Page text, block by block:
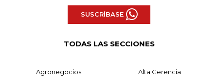
SUSCRÍBASE
TODAS LAS SECCIONES
Agronegocios Alta Gerencia